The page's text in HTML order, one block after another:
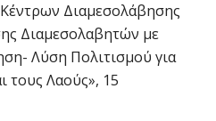
Διαμεσολάβησης
Διαμεσολαβητών με
Λύση Πολιτισμού για
τους Λαούς», 15